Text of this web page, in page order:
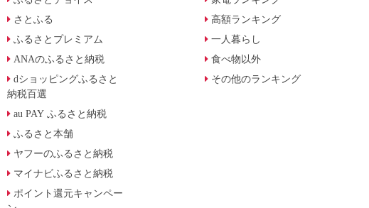
さとふる
ふるさとプレミアム
ANAのふるさと納税
dショッピングふるさと
納税百選
au PAY ふるさと納税
ふるさと本舗
ヤフーのふるさと納税
マイナビふるさと納税
ポイント還元キャンペー
高額ランキング
一人暮らし
食べ物以外
その他のランキング